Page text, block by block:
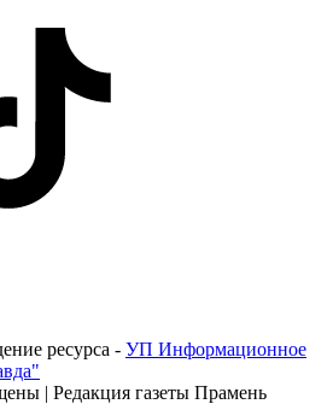
ресурса - УП Информационное
| Редакция газеты Прамень